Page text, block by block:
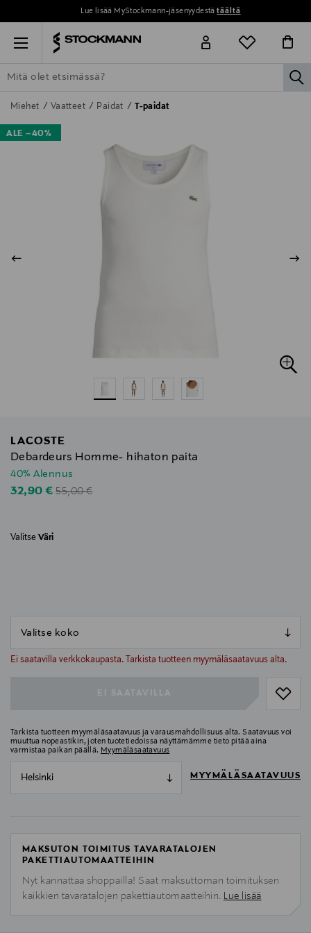
Lue lisää MyStockmann-jäsenyydestätäältä
Menu
ETSI KAIKKI NAISET MIEHET
Miehet Vaatteet Paidat T-paidat
ALE –40%
LACOSTE
Debardeurs Homme- hihaton paita
40% Alennus
Discounted Price
32,90 €Original Price
55,00 €
Valitse Väri
Ei saatavilla verkkokaupasta. Tarkista tuotteen myymäläsaatavuus alta.
null
Tarkista tuotteen myymäläsaatavuus ja varausmahdollisuus alta. Saatavuus voi
muuttua nopeastikin, joten tuotetiedoissa näyttämämme tieto pitää aina
varmistaa paikan päällä. Myymäläsaatavuus
Helsinki MYYMÄLÄSAATAVUUS
MAKSUTON TOIMITUS TAVARATALOJEN
PAKETTIAUTOMAATTEIHIN
Nyt kannattaa shoppailla! Saat maksuttoman toimituksen
kaikkien tavaratalojen pakettiautomaatteihin. Lue lisää